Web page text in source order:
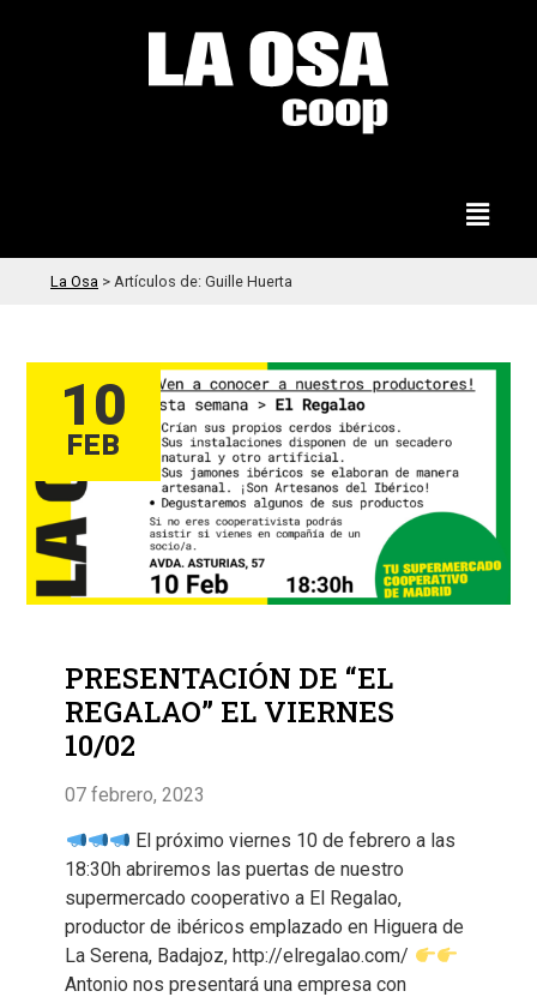
La Osa > Artículos de: Guille Huerta
10
FEB
PRESENTACIÓN DE “EL
REGALAO” EL VIERNES
10/02
07 febrero, 2023
El próximo viernes 10 de febrero a las
18:30h abriremos las puertas de nuestro
supermercado cooperativo a El Regalao,
productor de ibéricos emplazado en Higuera de
La Serena, Badajoz, http://elregalao.com/
Antonio nos presentará una empresa con